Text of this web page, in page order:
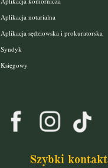
Aplikacja notarialna
Aplikacja sędziowska i prokuratorska
Syndyk
Księgowy
Szybki kontakt